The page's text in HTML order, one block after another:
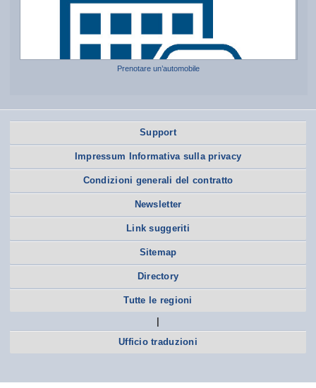
Prenotare un’automobile
Support
Impressum Informativa sulla privacy
Condizioni generali del contratto
Newsletter
Link suggeriti
Sitemap
Directory
Tutte le regioni
Ufficio traduzioni